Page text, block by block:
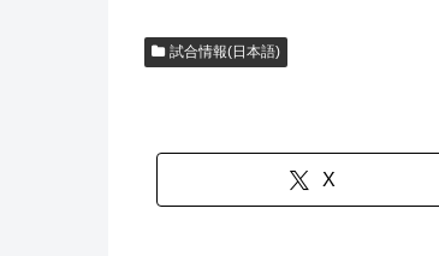
試合情報(日本語)
X